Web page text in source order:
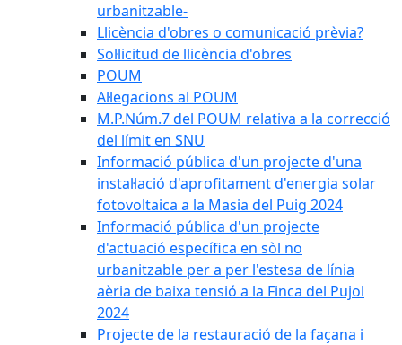
urbanitzable-
Llicència d'obres o comunicació prèvia?
Sol·licitud de llicència d'obres
POUM
Al·legacions al POUM
M.P.Núm.7 del POUM relativa a la correcció
del límit en SNU
Informació pública d'un projecte d'una
instal·lació d'aprofitament d'energia solar
fotovoltaica a la Masia del Puig 2024
Informació pública d'un projecte
d'actuació específica en sòl no
urbanitzable per a per l'estesa de línia
aèria de baixa tensió a la Finca del Pujol
2024
Projecte de la restauració de la façana i